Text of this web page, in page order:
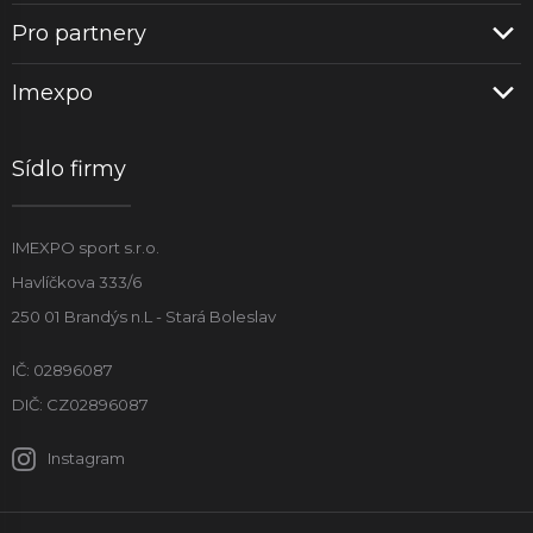
Pro partnery
Imexpo
Sídlo firmy
IMEXPO sport s.r.o.
Havlíčkova 333/6
250 01 Brandýs n.L - Stará Boleslav
IČ: 02896087
DIČ: CZ02896087
Instagram